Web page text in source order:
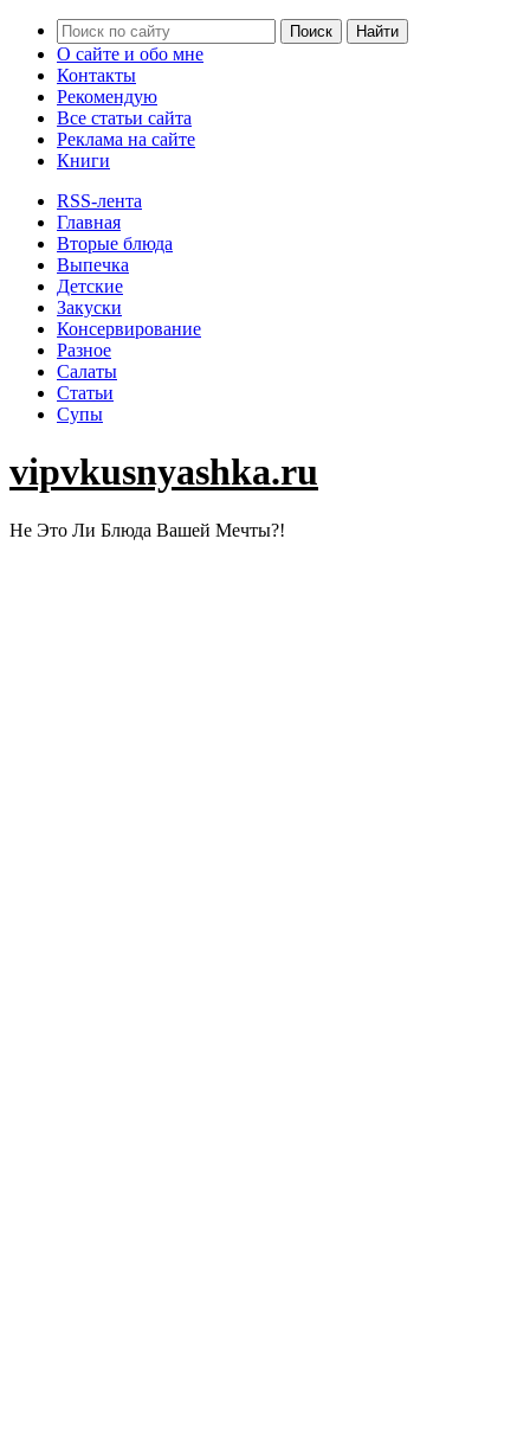
О сайте и обо мне
Контакты
Рекомендую
Все статьи сайта
Реклама на сайте
Книги
RSS-лента
Главная
Вторые блюда
Выпечка
Детские
Закуски
Консервирование
Разное
Салаты
Статьи
Супы
vipvkusnyashka.ru
Не Это Ли Блюда Вашей Мечты?!